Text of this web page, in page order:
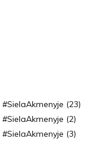
#SielaAkmenyje (23)
#SielaAkmenyje (2)
#SielaAkmenyje (3)